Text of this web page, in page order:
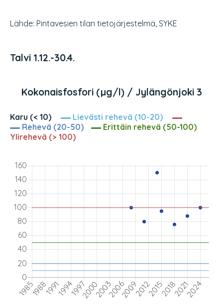
Lähde: Pintavesien tilan tietojärjestelmä, SYKE
Talvi 1.12.-30.4.
Kokonaisfosfori (µg/l) / Jylängönjoki 3
Karu (< 10)
Lievästi rehevä (10-20)
Rehevä (20-50)
Erittäin rehevä (50-100)
Ylirehevä (> 100)